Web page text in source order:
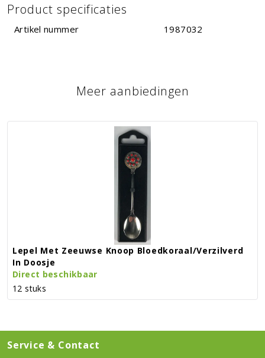
Product specificaties
Artikel nummer 1987032
Meer aanbiedingen
Lepel Met Zeeuwse Knoop Bloedkoraal/verzilverd
In Doosje
Direct beschikbaar
12 stuks
Service & Contact